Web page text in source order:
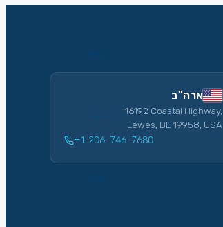
ארה"ב
16192 Coastal Highway,
Lewes, DE 19958, USA
+1 206-746-7680